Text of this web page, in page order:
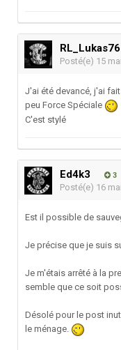
RL_Lukas76
Posté(e) 15
J'ai été devancé, j'ai
peu Force Spéciale
C'est stylé
Ed4k3 3
Posté(e) 16
Est il possible de
Je précise que je suis
Je m'étais arrêté à la
semble que ce soit
Désolé pour le post
le ménage.